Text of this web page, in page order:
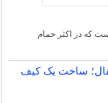
که در اکثر حمام
ساخت یک کیف